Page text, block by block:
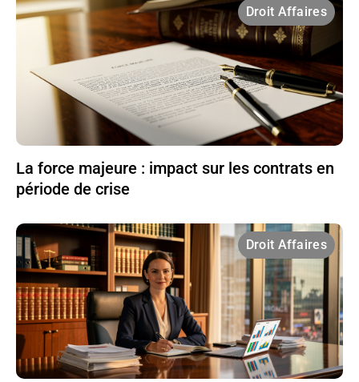
Droit Affaires
La force majeure : impact sur les contrats en
période de crise
Droit Affaires